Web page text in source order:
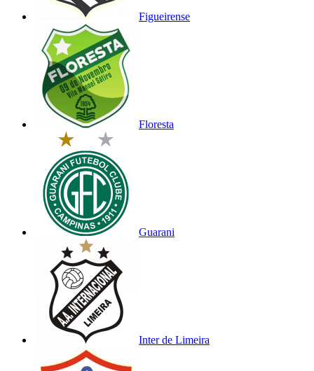
Figueirense
Floresta
Guarani
Inter de Limeira